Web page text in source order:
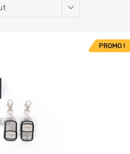
PROMO !